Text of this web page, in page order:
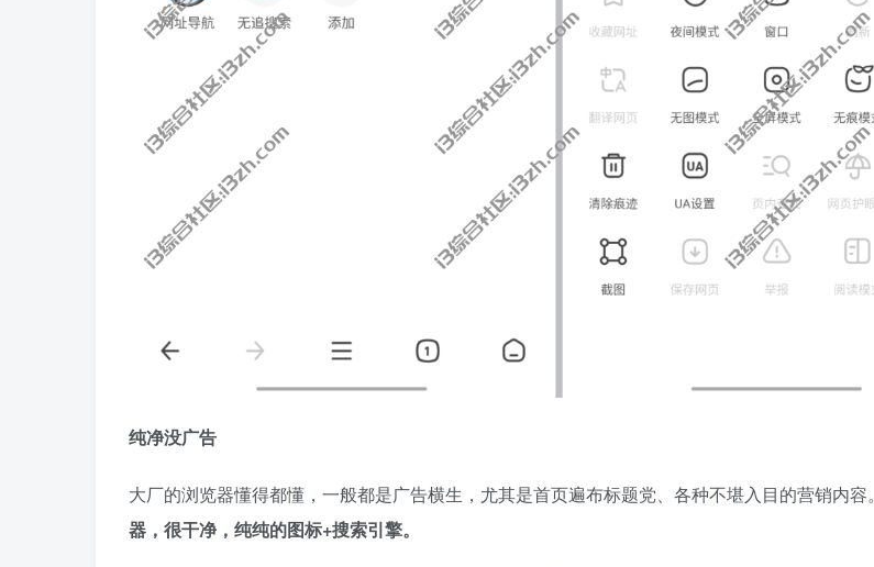
纯净没广告
大厂的浏览器懂得都懂，一般都是广告横生，尤其是首页遍布标题党、各种不堪入目的营销内容。
器，很干净，纯纯的图标+搜索引擎。